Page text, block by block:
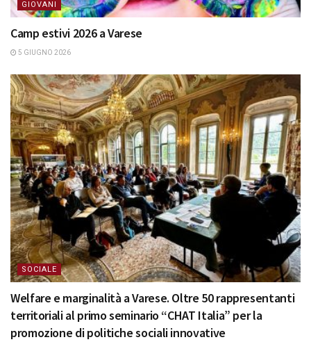
GIOVANI
Camp estivi 2026 a Varese
5 GIUGNO 2026
SOCIALE
Welfare e marginalità a Varese. Oltre 50 rappresentanti
territoriali al primo seminario “CHAT Italia” per la
promozione di politiche sociali innovative